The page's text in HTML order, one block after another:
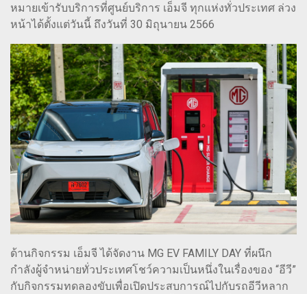
หมายเข้ารับบริการที่ศูนย์บริการ เอ็มจี ทุกแห่งทั่วประเทศ ล่วง
หน้าได้ตั้งแต่วันนี้ ถึงวันที่ 30 มิถุนายน 2566
ด้านกิจกรรม เอ็มจี ได้จัดงาน MG EV FAMILY DAY ที่ผนึก
กำลังผู้จำหน่ายทั่วประเทศโชว์ความเป็นหนึ่งในเรื่องของ “อีวี”
กับกิจกรรมทดลองขับเพื่อเปิดประสบการณ์ไปกับรถอีวีหลาก